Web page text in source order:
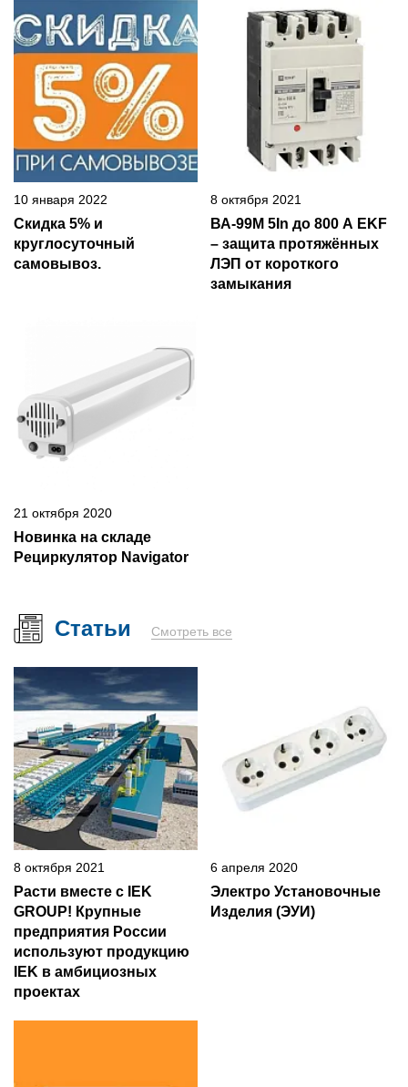
10 января 2022
Скидка 5% и
круглосуточный
самовывоз.
8 октября 2021
ВА-99М 5In до 800 А EKF
– защита протяжённых
ЛЭП от короткого
замыкания
21 октября 2020
Новинка на складе
Рециркулятор Navigator
Статьи Смотреть все
8 октября 2021
Расти вместе с IEK
GROUP! Крупные
предприятия России
используют продукцию
IEK в амбициозных
проектах
6 апреля 2020
Электро Установочные
Изделия (ЭУИ)